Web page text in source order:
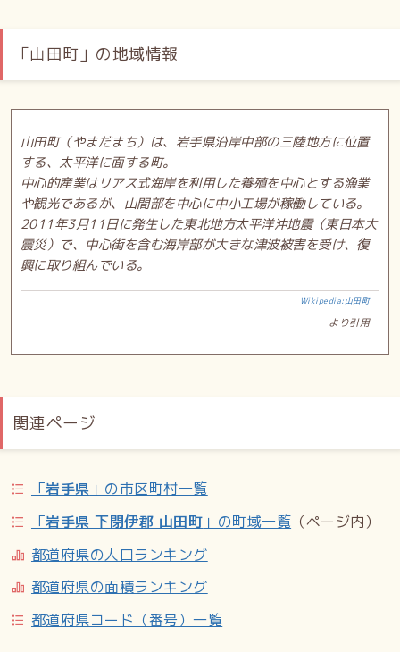
「山田町」の地域情報
山田町（やまだまち）は、岩手県沿岸中部の三陸地方に位置
する、太平洋に面する町。
中心的産業はリアス式海岸を利用した養殖を中心とする漁業
や観光であるが、山間部を中心に中小工場が稼働している。
2011年3月11日に発生した東北地方太平洋沖地震（東日本大
震災）で、中心街を含む海岸部が大きな津波被害を受け、復
興に取り組んでいる。
Wikipedia:山田町
より引用
関連ページ
「岩手県 」の市区町村一覧
「岩手県 下閉伊郡 山田町 」の町域一覧 （ページ内）
都道府県の人口ランキング
都道府県の面積ランキング
都道府県コード（番号）一覧